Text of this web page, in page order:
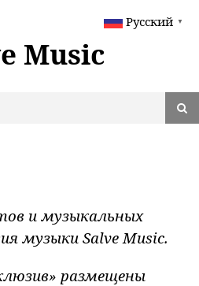
Music
и музыкальных
музыки Salve Music.
размещены
Русский ▼